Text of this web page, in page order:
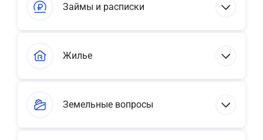
Займы и расписки
Жилье
Земельные вопросы